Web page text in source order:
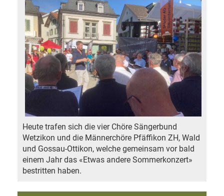
Heute trafen sich die vier Chöre Sängerbund
Wetzikon und die Männerchöre Pfäffikon ZH, Wald
und Gossau-Ottikon, welche gemeinsam vor bald
einem Jahr das «Etwas andere Sommerkonzert»
bestritten haben.